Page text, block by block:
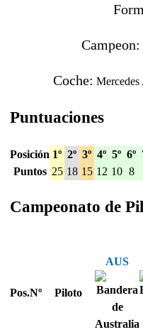
Coche:
Puntuaciones
Posición 1º 2º 3º 4º 5º 6º
Puntos 25 18 15 12 10 8
Campeonato de
Pos.Nº Piloto
AUS